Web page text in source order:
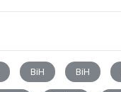
BiH BiH